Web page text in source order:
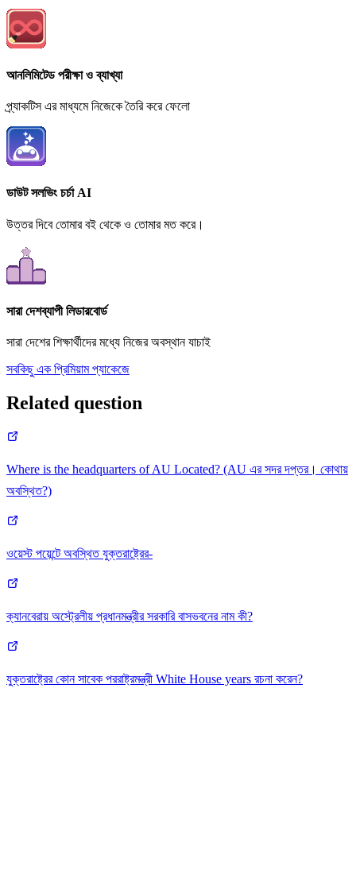
আনলিমিটেড পরীক্ষা ও ব্যাখ্যা
প্র্যাকটিস এর মাধ্যমে নিজেকে তৈরি করে ফেলো
ডাউট সলভিং চর্চা AI
উত্তর দিবে তোমার বই থেকে ও তোমার মত করে।
সারা দেশব্যাপী লিডারবোর্ড
সারা দেশের শিক্ষার্থীদের মধ্যে নিজের অবস্থান যাচাই
সবকিছু এক প্রিমিয়াম প্যাকেজে
Related question
Where is the headquarters of AU Located? (AU এর সদর দপ্তর। কোথায়
অবস্থিত?)
ওয়েস্ট পয়েন্টে অবস্থিত যুক্তরাষ্ট্রের-
ক্যানবেরায় অস্ট্রেলীয় প্রধানমন্ত্রীর সরকারি বাসভবনের নাম কী?
যুক্তরাষ্ট্রের কোন সাবেক পররাষ্ট্রমন্ত্রী White House years রচনা করেন?